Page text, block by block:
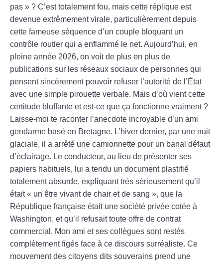
pas » ? C’est totalement fou, mais cette réplique est
devenue extrêmement virale, particulièrement depuis
cette fameuse séquence d’un couple bloquant un
contrôle routier qui a enflammé le net. Aujourd’hui, en
pleine année 2026, on voit de plus en plus de
publications sur les réseaux sociaux de personnes qui
pensent sincèrement pouvoir refuser l’autorité de l’État
avec une simple pirouette verbale. Mais d’où vient cette
certitude bluffante et est-ce que ça fonctionne vraiment ?
Laisse-moi te raconter l’anecdote incroyable d’un ami
gendarme basé en Bretagne. L’hiver dernier, par une nuit
glaciale, il a arrêté une camionnette pour un banal défaut
d’éclairage. Le conducteur, au lieu de présenter ses
papiers habituels, lui a tendu un document plastifié
totalement absurde, expliquant très sérieusement qu’il
était « un être vivant de chair et de sang », que la
République française était une société privée cotée à
Washington, et qu’il refusait toute offre de contrat
commercial. Mon ami et ses collègues sont restés
complètement figés face à ce discours surréaliste. Ce
mouvement des citoyens dits souverains prend une